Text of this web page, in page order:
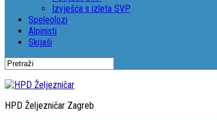
Izvješća s izleta SVP
Speleolozi
Alpinisti
Skijaši
HPD Željezničar Zagreb